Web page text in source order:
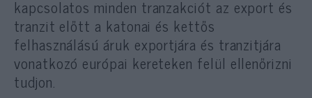
kapcsolatos minden tranzakciót az export és
tranzit előtt a katonai és kettős
felhasználású áruk exportjára és tranzitjára
vonatkozó európai kereteken felül ellenőrizni
tudjon.